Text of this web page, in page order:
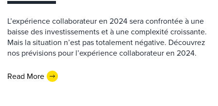
L’expérience collaborateur en 2024 sera confrontée à une
baisse des investissements et à une complexité croissante.
Mais la situation n’est pas totalement négative. Découvrez
nos prévisions pour l’expérience collaborateur en 2024.
Read More